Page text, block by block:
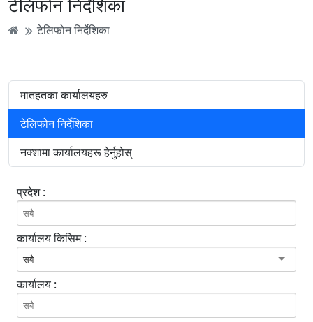
टेलिफोन निर्देशिका
टेलिफोन निर्देशिका
मातहतका कार्यालयहरु
टेलिफोन निर्देशिका
नक्शामा कार्यालयहरू हेर्नुहोस्
प्रदेश :
कार्यालय किसिम :
सबै
कार्यालय :